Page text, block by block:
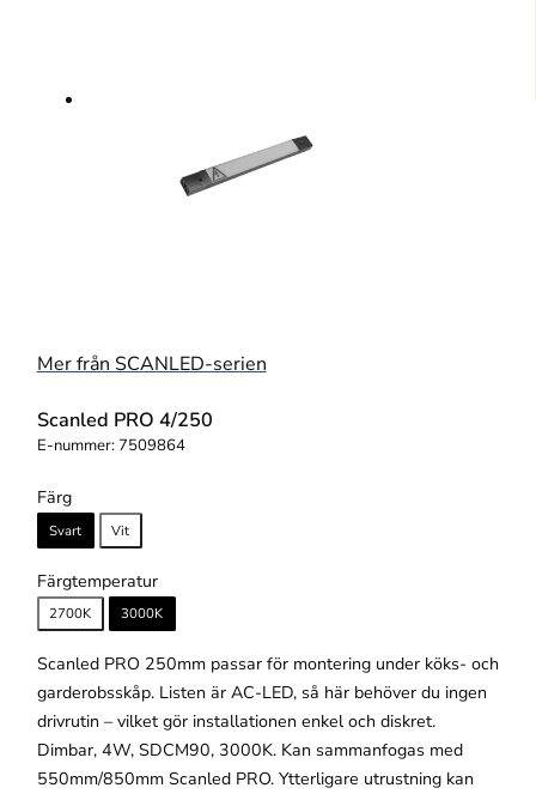
Mer från SCANLED-serien
Scanled PRO 4/250
E-nummer: 7509864
Färg
Svart Vit
Färgtemperatur
2700K 3000K
Scanled PRO 250mm passar för montering under köks- och
garderobsskåp. Listen är AC-LED, så här behöver du ingen
drivrutin – vilket gör installationen enkel och diskret.
Dimbar, 4W, SDCM90, 3000K. Kan sammanfogas med
550mm/850mm Scanled PRO. Ytterligare utrustning kan